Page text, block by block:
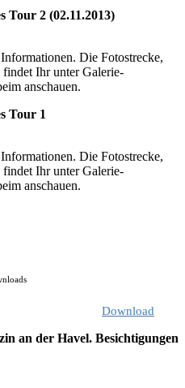
Tour 2 (02.11.2013)
Die Fotostrecke,
Ihr unter Galerie-
anschauen.
Tour 1
Die Fotostrecke,
Ihr unter Galerie-
anschauen.
Download
an der Havel. Besichtigungen